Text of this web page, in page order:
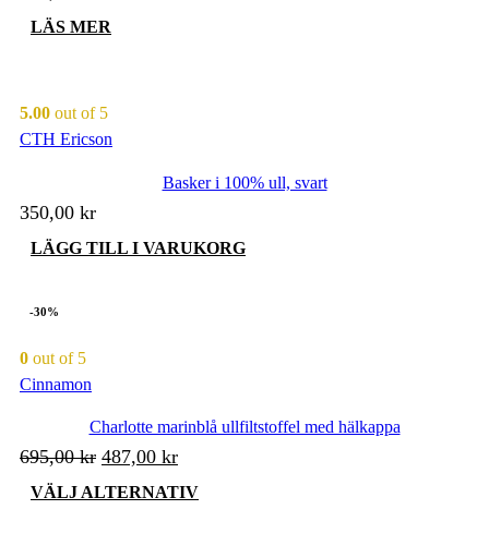
LÄS MER
5.00 out of 5
CTH Ericson
Basker i 100% ull, svart
350,00 kr
LÄGG TILL I VARUKORG
-30%
0 out of 5
Cinnamon
Charlotte marinblå ullfiltstoffel med hälkappa
695,00kr Det
ursprungliga
priset
487,00 krDet
nuvarande
priset
VÄLJ ALTERNATIV